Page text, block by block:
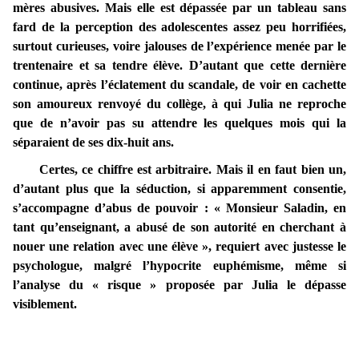
mères abusives. Mais elle est dépassée par un tableau sans
fard de la perception des adolescentes assez peu horrifiées,
surtout curieuses, voire jalouses de l’expérience menée par le
trentenaire et sa tendre élève. D’autant que cette dernière
continue, après l’éclatement du scandale, de voir en cachette
son amoureux renvoyé du collège, à qui Julia ne reproche
que de n’avoir pas su attendre les quelques mois qui la
séparaient de ses dix-huit ans.
Certes, ce chiffre est arbitraire. Mais il en faut bien un,
d’autant plus que la séduction, si apparemment consentie,
s’accompagne d’abus de pouvoir : « Monsieur Saladin, en
tant qu’enseignant, a abusé de son autorité en cherchant à
nouer une relation avec une élève », requiert avec justesse le
psychologue, malgré l’hypocrite euphémisme, même si
l’analyse du « risque » proposée par Julia le dépasse
visiblement.